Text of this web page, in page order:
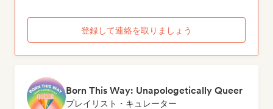
登録して連絡を取りましょう
Born This Way: Unapologetically Queer
プレイリスト・キュレーター